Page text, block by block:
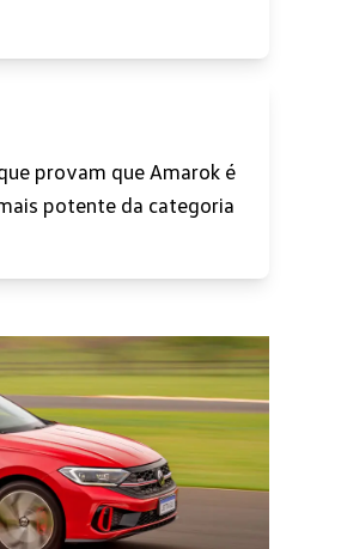
provam que Amarok é
potente da categoria